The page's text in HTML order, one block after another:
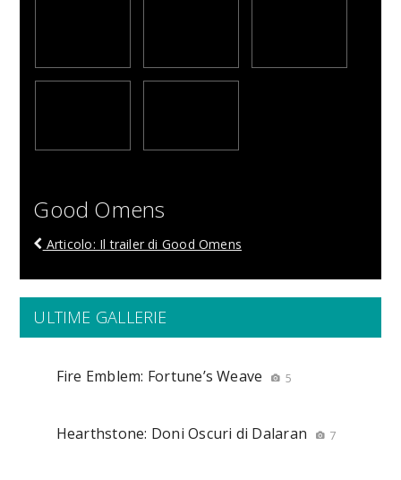
Good Omens
Articolo: Il trailer di Good Omens
ULTIME GALLERIE
Fire Emblem: Fortune’s Weave 5
Hearthstone: Doni Oscuri di Dalaran 7